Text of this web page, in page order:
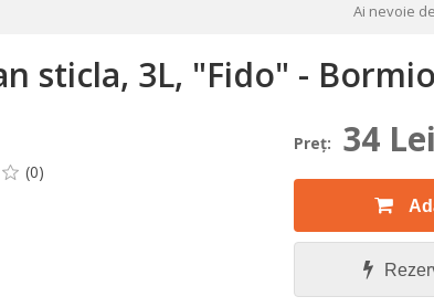
Ai nevoie
sticla, 3L, "Fido" -
Preţ: 34 Lei